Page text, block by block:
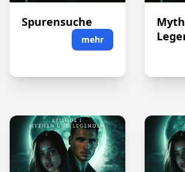
Spurensuche
mehr